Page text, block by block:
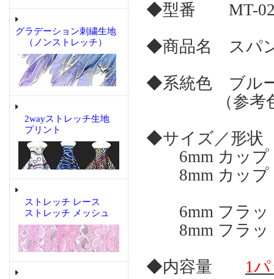
グラデーション刺繍生地
（ノンストレッチ）
2wayストレッチ生地
プリント
ストレッチ レース
ストレッチ メッシュ
◆型番 MT-
◆商品名 スパ
◆系統色 ブル
（参考色名
◆サイズ／形状
6mm カップ
8mm カップ
6mm フラッ
8mm フラッ
◆内容量 1